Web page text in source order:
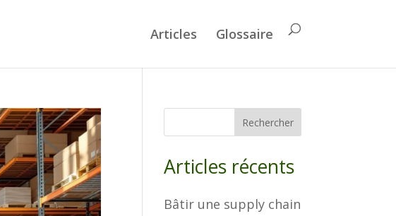
Articles Glossaire
Rechercher
Articles récents
Bâtir une supply chain